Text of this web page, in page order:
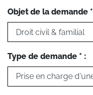
Objet de la demande
Type de demande * :